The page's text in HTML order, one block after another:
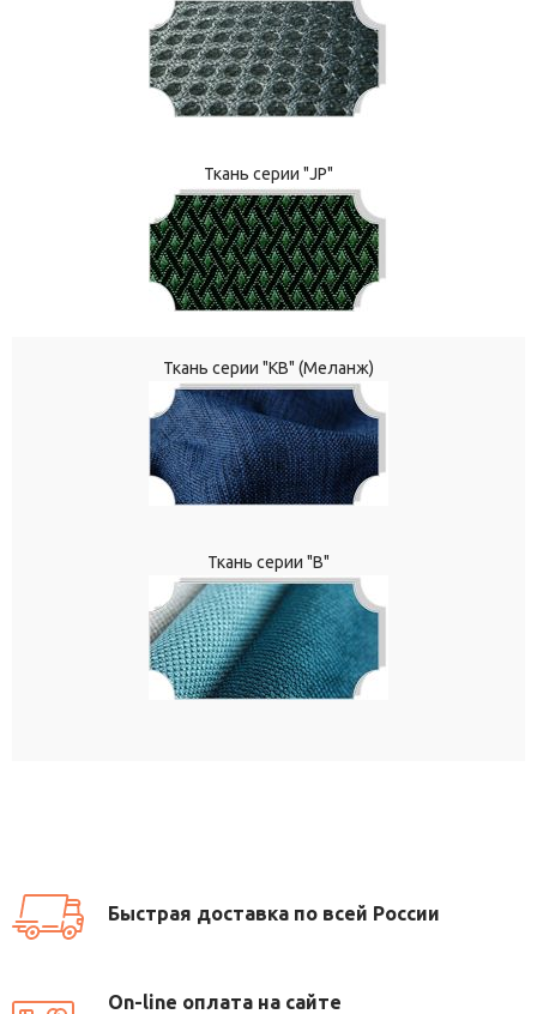
Ткань серии "JP"
Ткань серии "КВ" (Меланж)
Ткань серии "В"
Быстрая доставка по всей России
On-line оплата на сайте